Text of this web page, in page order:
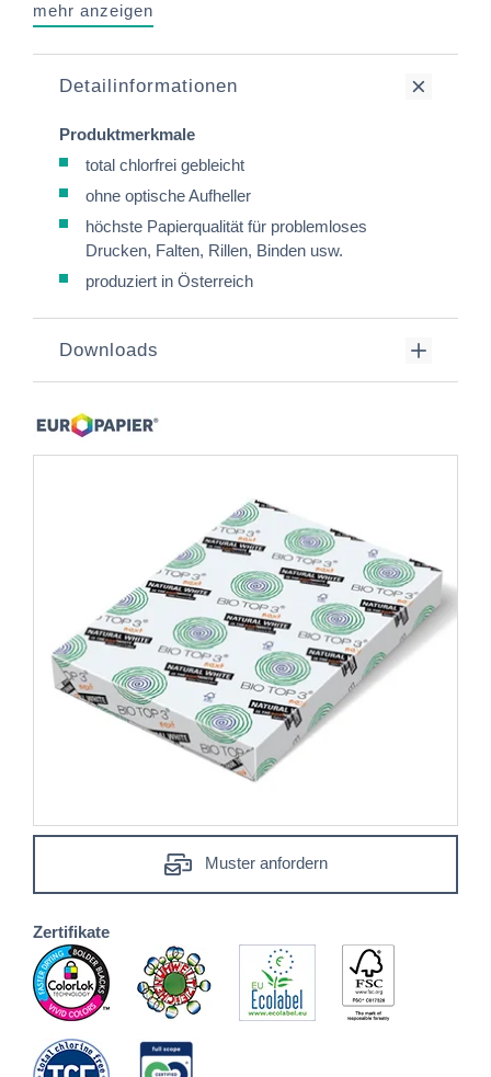
mehr anzeigen
Detailinformationen
Produktmerkmale
total chlorfrei gebleicht
ohne optische Aufheller
höchste Papierqualität für problemloses
Drucken, Falten, Rillen, Binden usw.
produziert in Österreich
Downloads
Muster anfordern
Zertifikate